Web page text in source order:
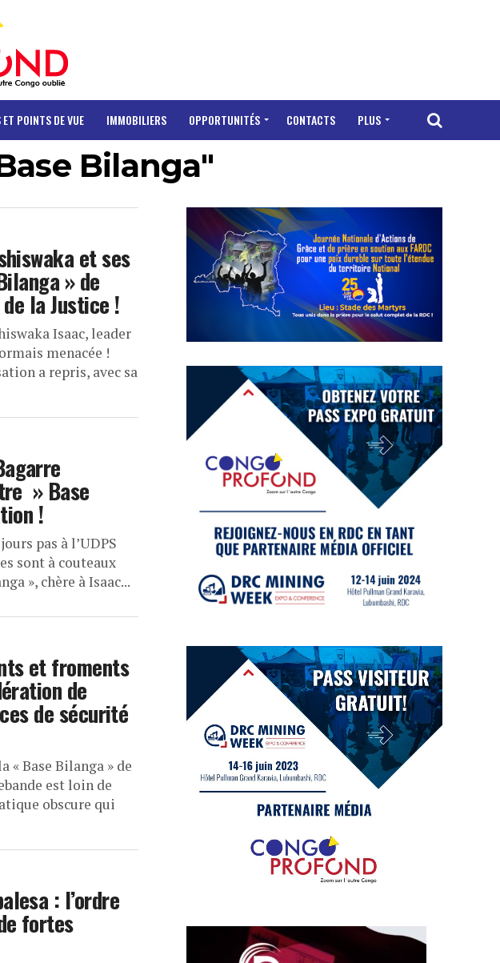
ET POINTS DE VUE IMMOBILIERS OPPORTUNITÉS CONTACTS PLUS
Bilanga"
et ses
» de
la Justice !
Isaac, leader
menacée !
a repris, avec sa
» Base
!
pas à l’UDPS
sont à couteaux
», chère à Isaac...
et froments
de
de sécurité
« Base Bilanga » de
est loin de
obscure qui
: l’ordre
fortes